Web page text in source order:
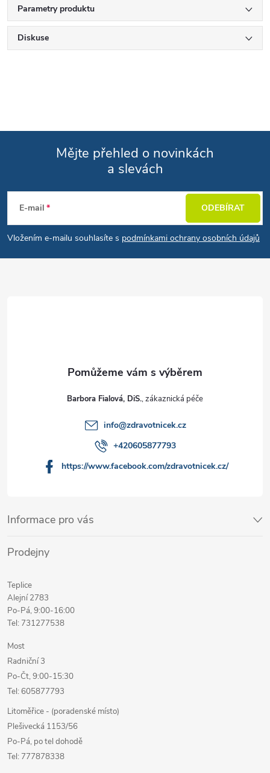
Parametry produktu
Diskuse
Mějte přehled o novinkách
a slevách
E-mail
Vložením e-mailu souhlasíte s podmínkami ochrany osobních údajů
ODEBÍRAT
Informace pro vás
Prodejny
Teplice
Alejní 2783
Po-Pá, 9:00-16:00
Tel: 731277538
Most
Radniční 3
Po-Čt, 9:00-15:30
Tel: 605877793
Litoměřice - (poradenské místo)
Plešivecká 1153/56
Po-Pá, po tel dohodě
Tel: 777878338
Barbora Fialová, DiS.
info@zdravotnicek.cz
+420605877793
https://www.facebook.com/zdravotnicek.cz/